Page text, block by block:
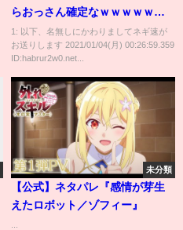
らおっさん確定なｗｗｗｗｗｗ
ｗｗ
1: 以下、名無しにかわりましてネギ速が
お送りします 2021/01/04(月) 00:26:59.359
ID:habrur2w0.net...
未分類
【公式】ネタパレ『感情が芽生
えたロボット／ゾフィー』